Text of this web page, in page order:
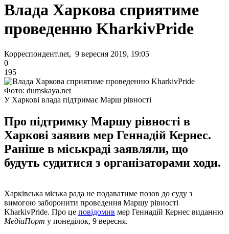
Влада Харкова сприятиме
проведенню KharkivPride
Корреспондент.net, 9 вересня 2019, 19:05
0
195
Фото: dumskaya.net
У Харкові влада підтримає Марш рівності
Про підтримку Маршу рівності в
Харкові заявив мер Геннадій Кернес.
Раніше в міськраді заявляли, що
будуть судитися з організаторами ходи.
Харківська міська рада не подаватиме позов до суду з
вимогою заборонити проведення Маршу рівності
KharkivPride. Про це повідомив мер Геннадій Кернес виданню
МедіаПорт у понеділок, 9 вересня.